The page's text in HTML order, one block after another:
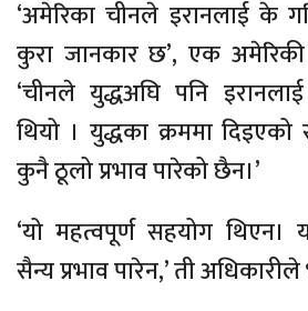
‘अमेरिका चीनले इरानलाई के
कुरा जानकार छ’, एक
‘चीनले युद्धअघि पनि
थियो । युद्धका क्रममा दिइएको
कुनै ठूलो प्रभाव पारेको छैन।’
‘यो महत्वपूर्ण सहयोग
सैन्य प्रभाव पारेन,’ ती